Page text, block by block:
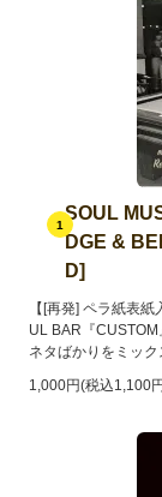
1
SOUL
DGE &
D]
【[再発] ペラ紙表
UL BAR『
ネタばかりをミック
1,000円(税込1,100